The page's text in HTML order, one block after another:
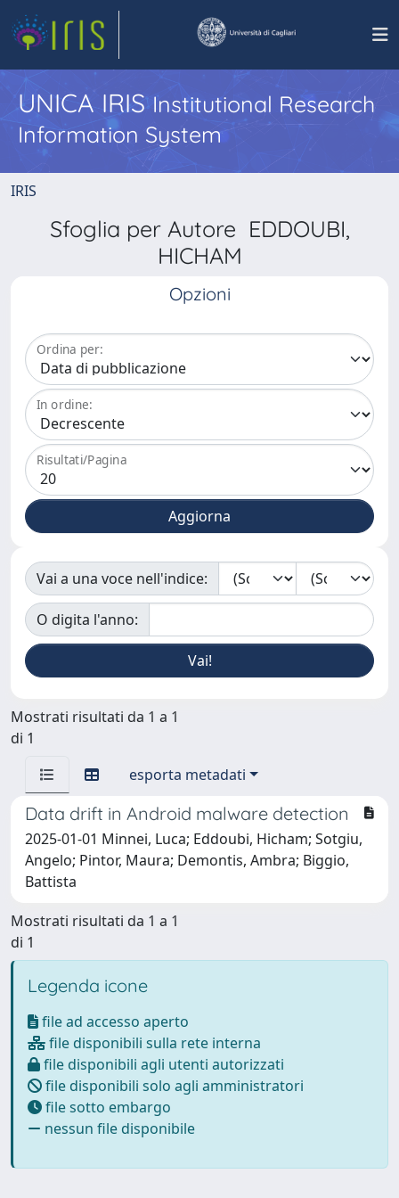
UNICA IRISInstitutional Research
Information System
IRIS
Sfoglia per Autore EDDOUBI,
HICHAM
Opzioni
Ordina per:
In ordine:
Risultati/Pagina
Vai a una voce nell'indice:
O digita l'anno:
Mostrati risultati da 1 a 1
di 1
esporta metadati
Data drift in Android malware detection
2025-01-01 Minnei, Luca; Eddoubi, Hicham; Sotgiu,
Angelo; Pintor, Maura; Demontis, Ambra; Biggio,
Battista
Mostrati risultati da 1 a 1
di 1
Legenda icone
file ad accesso aperto
file disponibili sulla rete interna
file disponibili agli utenti autorizzati
file disponibili solo agli amministratori
file sotto embargo
nessun file disponibile